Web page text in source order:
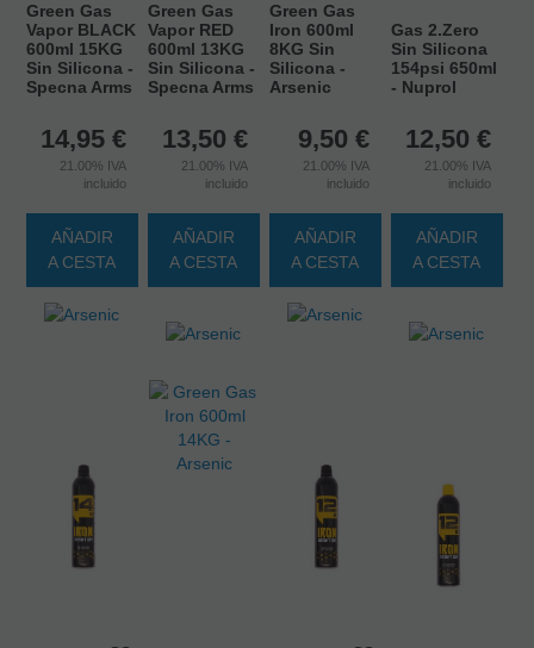
Green Gas
Vapor BLACK
600ml 15KG
Sin Silicona -
Specna Arms
14,95 €
21.00% IVA
incluido
AÑADIR
A CESTA
Green Gas
Vapor RED
600ml 13KG
Sin Silicona -
Specna Arms
13,50 €
21.00% IVA
incluido
AÑADIR
A CESTA
Green Gas
Iron 600ml
8KG Sin
Silicona -
Arsenic
9,50 €
21.00% IVA
incluido
AÑADIR
A CESTA
Gas 2.Zero
Sin Silicona
154psi 650ml
- Nuprol
12,50 €
21.00% IVA
incluido
AÑADIR
A CESTA